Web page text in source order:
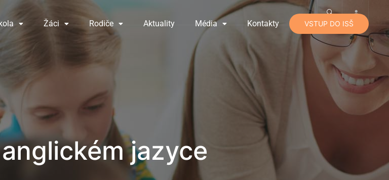
Žáci Rodiče Aktuality Média Kontakty VSTUP DO ISŠ
jazyce